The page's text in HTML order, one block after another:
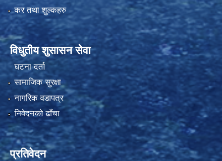
कर तथा शुल्कहरु
विधुतीय शुसासन सेवा
घटना दर्ता
सामाजिक सुरक्षा
नागरिक वडापत्र
निवेदनको ढाँचा
प्रतिवेदन